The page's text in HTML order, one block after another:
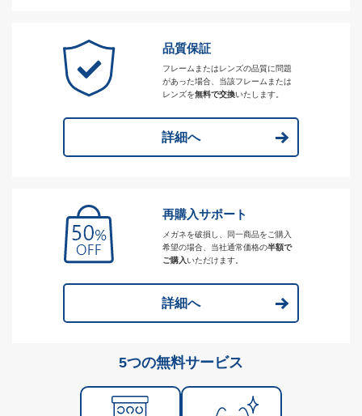
品質保証
フレームまたはレンズの品質に問題
があった場合、当該フレームまたは
レンズを無料で交換いたします。
詳細へ
再購入サポート
メガネを破損し、同一商品をご購入
希望の場合、当社通常価格の半額で
ご購入いただけます。
詳細へ
5つの無料サービス